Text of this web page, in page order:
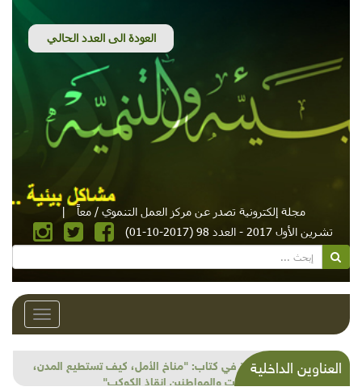
مجلة إلكترونية تصدر عن مركز العمل التنموي / معاً
|
تشرين الأول 2017 - العدد 98 (2017-10-01)
Toggle
العناوين الداخليةتغوص في أعماق الخليج العربي بحثاً عن
الأسرار...مصورةٌ عربية تعَجبُ من أمر "عاريات